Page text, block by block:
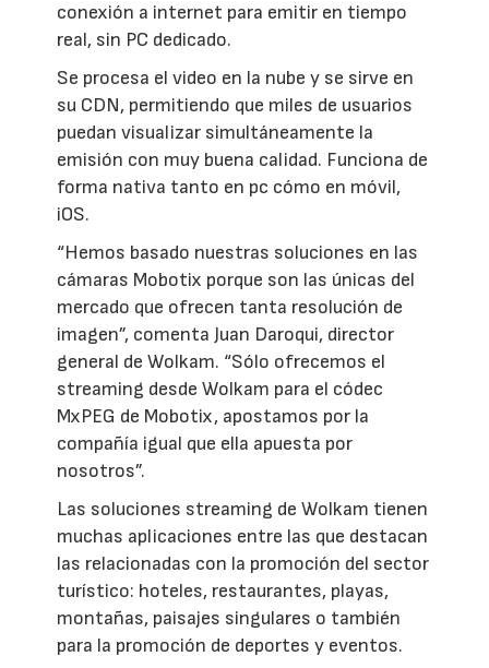
conexión a internet para emitir en tiempo
real, sin PC dedicado.
Se procesa el video en la nube y se sirve en
su CDN, permitiendo que miles de usuarios
puedan visualizar simultáneamente la
emisión con muy buena calidad. Funciona de
forma nativa tanto en pc cómo en móvil,
iOS.
“Hemos basado nuestras soluciones en las
cámaras Mobotix porque son las únicas del
mercado que ofrecen tanta resolución de
imagen”, comenta Juan Daroqui, director
general de Wolkam. “Sólo ofrecemos el
streaming desde Wolkam para el códec
MxPEG de Mobotix, apostamos por la
compañía igual que ella apuesta por
nosotros”.
Las soluciones streaming de Wolkam tienen
muchas aplicaciones entre las que destacan
las relacionadas con la promoción del sector
turístico: hoteles, restaurantes, playas,
montañas, paisajes singulares o también
para la promoción de deportes y eventos.